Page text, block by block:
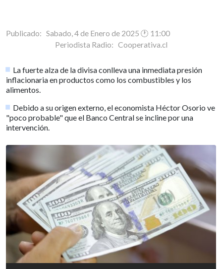
Publicado: Sabado, 4 de Enero de 2025 🕐 11:00
Periodista Radio: Cooperativa.cl
La fuerte alza de la divisa conlleva una inmediata presión
inflacionaria en productos como los combustibles y los
alimentos.
Debido a su origen externo, el economista Héctor Osorio ve
"poco probable" que el Banco Central se incline por una
intervención.